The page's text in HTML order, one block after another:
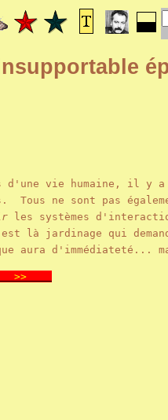
d'une vie humaine, il y
Tous ne sont pas
les systèmes
là jardinage qui
aura d'immédiateté...